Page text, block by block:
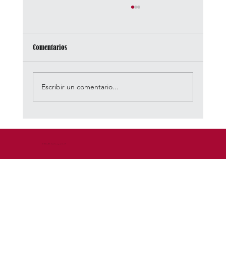
Comentarios
Escribir un comentario...
© 2026 by DEM - Diseño Estrategico de Marca™